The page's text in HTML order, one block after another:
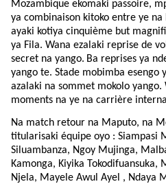
Mozambique ekomaki passoire,
ya combinaison kitoko entre ye na
ayaki kotiya cinquième but
ya Fila. Wana ezalaki reprise de
secret na yango. Ba reprises ya
yango te. Stade mobimba esengo
azalaki na sommet mokolo yango.
moments na ye na carrière
Na match retour na Maputo, na
titularisaki équipe oyo : Siampasi
Siluambanza, Ngoy Mujinga,
Kamonga, Kiyika Tokodifuansuka,
Njela, Mayele Awul Ayel , Ndaya